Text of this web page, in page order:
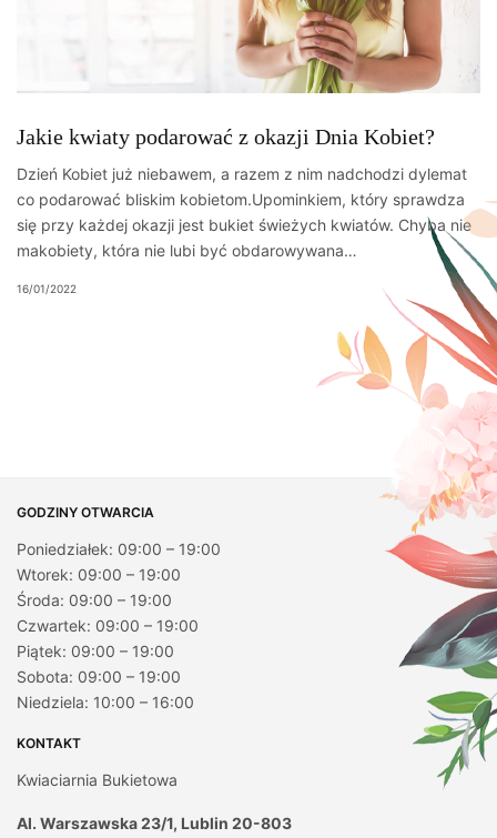
Jakie kwiaty podarować z okazji Dnia Kobiet?
Dzień Kobiet już niebawem, a razem z nim nadchodzi dylemat
co podarować bliskim kobietom.Upominkiem, który sprawdza
się przy każdej okazji jest bukiet świeżych kwiatów. Chyba nie
makobiety, która nie lubi być obdarowywana…
16/01/2022
GODZINY OTWARCIA
Poniedziałek: 09:00 – 19:00
Wtorek: 09:00 – 19:00
Środa: 09:00 – 19:00
Czwartek: 09:00 – 19:00
Piątek: 09:00 – 19:00
Sobota: 09:00 – 19:00
Niedziela: 10:00 – 16:00
KONTAKT
Kwiaciarnia Bukietowa
Al. Warszawska 23/1, Lublin 20-803